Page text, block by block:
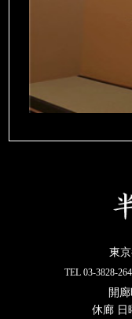
東
TEL 03-3828-
開
休廊 日